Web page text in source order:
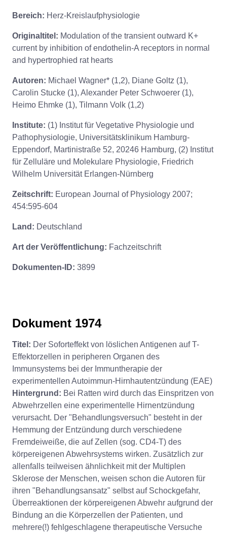
Bereich: Herz-Kreislaufphysiologie
Originaltitel: Modulation of the transient outward K+
current by inhibition of endothelin-A receptors in normal
and hypertrophied rat hearts
Autoren: Michael Wagner* (1,2), Diane Goltz (1),
Carolin Stucke (1), Alexander Peter Schwoerer (1),
Heimo Ehmke (1), Tilmann Volk (1,2)
Institute: (1) Institut für Vegetative Physiologie und
Pathophysiologie, Universitätsklinikum Hamburg-
Eppendorf, Martinistraße 52, 20246 Hamburg, (2) Institut
für Zelluläre und Molekulare Physiologie, Friedrich
Wilhelm Universität Erlangen-Nürnberg
Zeitschrift: European Journal of Physiology 2007;
454:595-604
Land: Deutschland
Art der Veröffentlichung: Fachzeitschrift
Dokumenten-ID: 3899
Dokument 1974
Titel: Der Soforteffekt von löslichen Antigenen auf T-
Effektorzellen in peripheren Organen des
Immunsystems bei der Immuntherapie der
experimentellen Autoimmun-Hirnhautentzündung (EAE)
Hintergrund: Bei Ratten wird durch das Einspritzen von
Abwehrzellen eine experimentelle Hirnentzündung
verursacht. Der "Behandlungsversuch" besteht in der
Hemmung der Entzündung durch verschiedene
Fremdeiweiße, die auf Zellen (sog. CD4-T) des
körpereigenen Abwehrsystems wirken. Zusätzlich zur
allenfalls teilweisen ähnlichkeit mit der Multiplen
Sklerose der Menschen, weisen schon die Autoren für
ihren "Behandlungsansatz" selbst auf Schockgefahr,
Überreaktionen der körpereigenen Abwehr aufgrund der
Bindung an die Körperzellen der Patienten, und
mehrere(!) fehlgeschlagene therapeutische Versuche